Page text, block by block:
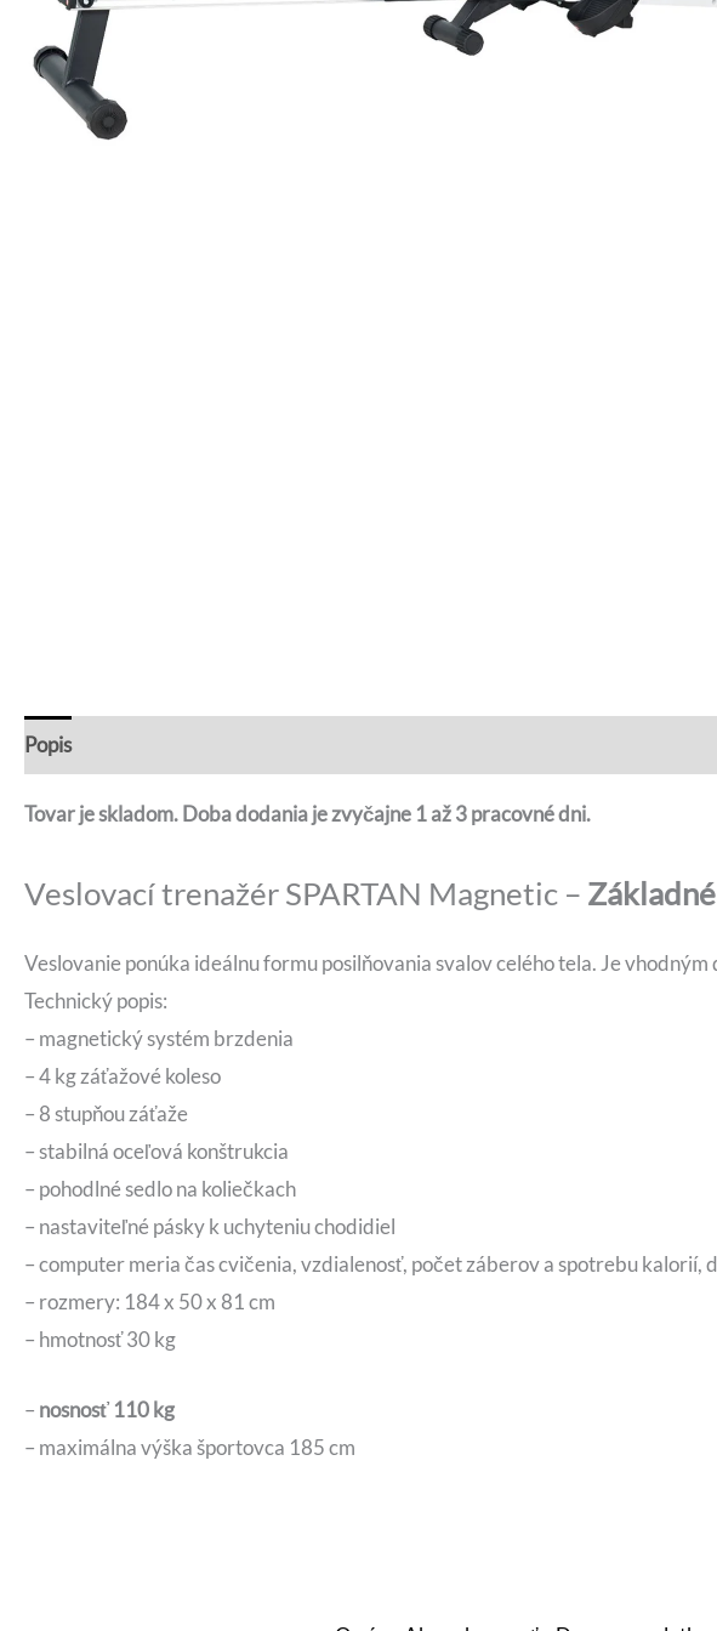
Popis
Tovar je skladom. Doba dodania je zvyčajne 1 až 3 pracovné dni.
Veslovací trenažér SPARTAN Magnetic –
Veslovanie ponúka ideálnu formu posilňovania svalov celého tela. Je
Technický popis:
– magnetický systém brzdenia
– 4 kg záťažové koleso
– 8 stupňou záťaže
– stabilná oceľová konštrukcia
– pohodlné sedlo na koliečkach
– nastaviteľné pásky k uchyteniu chodidiel
– computer meria čas cvičenia, vzdialenosť, počet záberov a spotrebu kalorií,
– rozmery: 184 x 50 x 81 cm
– hmotnosť 30 kg
– nosnosť 110 kg
– maximálna výška športovca 185 cm